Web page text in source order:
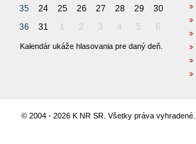
35
24 25 26 27 28 29
30
36
31 1 2 3 4 5 6
Kalendár ukáže hlasovania pre daný deň.
© 2004 - 2026 K NR SR. Všetky práva vyhradené.